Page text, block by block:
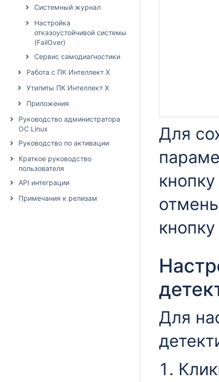
Системный журнал
Настройка
отказоустойчивой системы
(FailOver)
Сервис самодиагностики
Работа с ПК Интеллект X
Утилиты ПК Интеллект X
Приложения
Руководство администратора
ОС Linux
Руководство по активации
Краткое руководство
пользователя
API интеграции
Примечания к релизам
Для
Для